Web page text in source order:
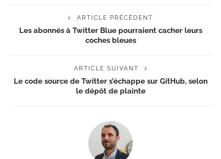
ARTICLE PRÉCÉDENT
Les abonnés à Twitter Blue pourraient cacher leurs
coches bleues
ARTICLE SUIVANT
Le code source de Twitter s’échappe sur GitHub, selon
le dépôt de plainte